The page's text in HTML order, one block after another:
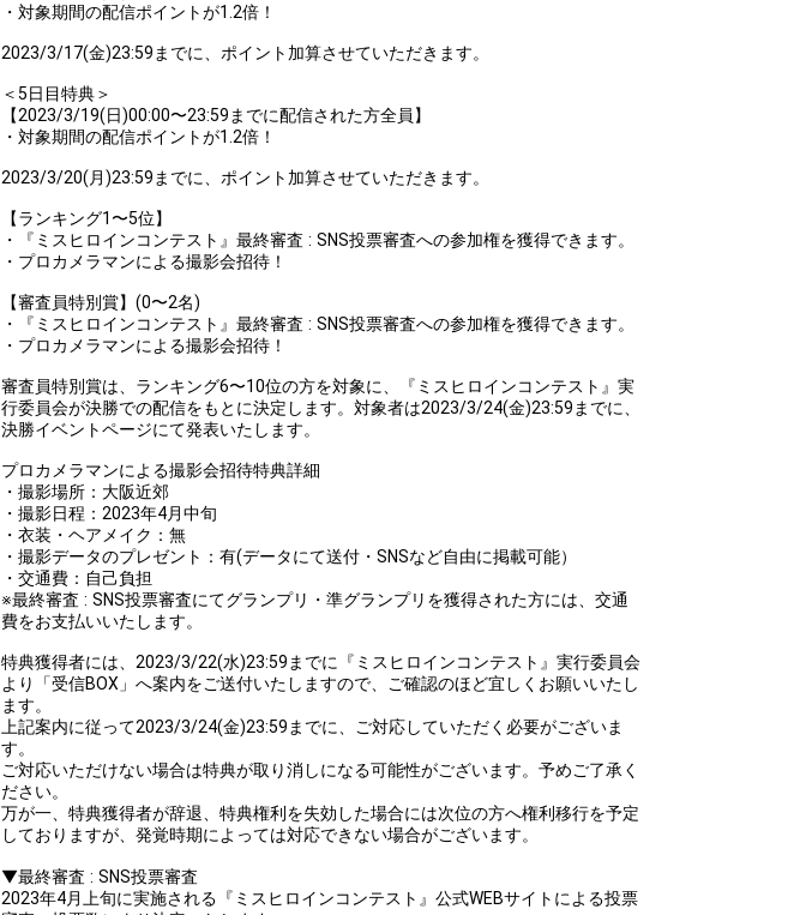
・対象期間の配信ポイントが1.2倍！
2023/3/17(金)23:59までに、ポイント加算させていただきます。
＜5日目特典＞
【2023/3/19(日)00:00〜23:59までに配信された方全員】
・対象期間の配信ポイントが1.2倍！
2023/3/20(月)23:59までに、ポイント加算させていただきます。
【ランキング1〜5位】
・『ミスヒロインコンテスト』最終審査 : SNS投票審査への参加権を獲得できます。
・プロカメラマンによる撮影会招待！
【審査員特別賞】(0〜2名)
・『ミスヒロインコンテスト』最終審査 : SNS投票審査への参加権を獲得できます。
・プロカメラマンによる撮影会招待！
審査員特別賞は、ランキング6〜10位の方を対象に、『ミスヒロインコンテスト』実
行委員会が決勝での配信をもとに決定します。対象者は2023/3/24(金)23:59までに、
決勝イベントページにて発表いたします。
プロカメラマンによる撮影会招待特典詳細
・撮影場所：大阪近郊
・撮影日程：2023年4月中旬
・衣装・ヘアメイク：無
・撮影データのプレゼント：有(データにて送付・SNSなど自由に掲載可能）
・交通費：自己負担
※最終審査 : SNS投票審査にてグランプリ・準グランプリを獲得された方には、交通
費をお支払いいたします。
特典獲得者には、2023/3/22(水)23:59までに『ミスヒロインコンテスト』実行委員会
より「受信BOX」へ案内をご送付いたしますので、ご確認のほど宜しくお願いいたし
ます。
上記案内に従って2023/3/24(金)23:59までに、ご対応していただく必要がございま
す。
ご対応いただけない場合は特典が取り消しになる可能性がございます。予めご了承く
ださい。
万が一、特典獲得者が辞退、特典権利を失効した場合には次位の方へ権利移行を予定
しておりますが、発覚時期によっては対応できない場合がございます。
▼最終審査 : SNS投票審査
2023年4月上旬に実施される『ミスヒロインコンテスト』公式WEBサイトによる投票